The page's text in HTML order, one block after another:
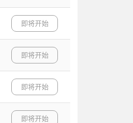
即将开始
即将开始
即将开始
即将开始